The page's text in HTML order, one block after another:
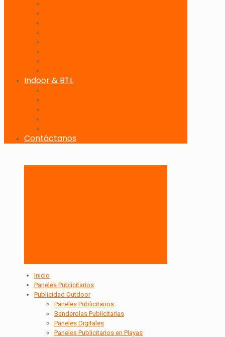
Indoor & BTL
Contáctanos
Inicio
Paneles Publicitarios
Publicidad Outdoor
Paneles Publicitarios
Banderolas Publicitarias
Paneles Digitales
Paneles Publicitarios en Playas